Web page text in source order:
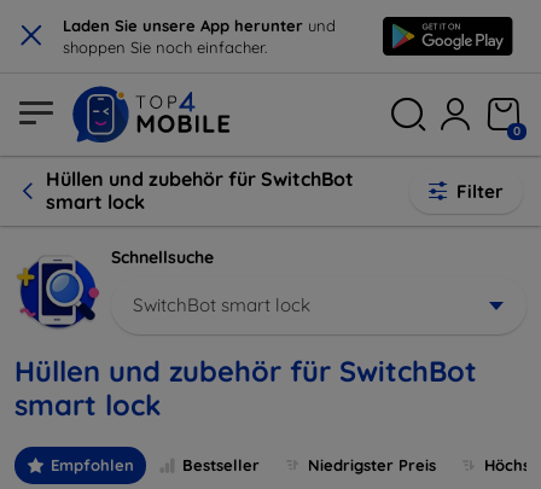
× Laden Sie unsere App herunter und
shoppen Sie noch einfacher.
0
Hüllen und zubehör für SwitchBot
smart lock
Filter
Schnellsuche
SwitchBot smart lock
Hüllen und zubehör für SwitchBot
smart lock
Empfohlen Bestseller Niedrigster Preis